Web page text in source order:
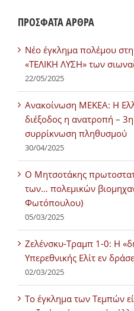
ΠΡΟΣΦΑΤΑ ΑΡΘΡΑ
Νέο έγκλημα πολέμου
«ΤΕΛΙΚΗ ΛΥΣΗ» των
22/05/2025
Ανακοίνωση ΜΕΚΕΑ: Η
διέξοδος η ανατροπή –
συρρίκνωση πληθυσμού
30/04/2025
Ο Μητσοτάκης
των… πολεμικών
Φωτόπουλου)
05/03/2025
Ζελένσκυ-Τραμπ 1-0: Η
Υπερεθνικής Ελίτ εν
02/03/2025
Tο έγκλημα των Τεμπών